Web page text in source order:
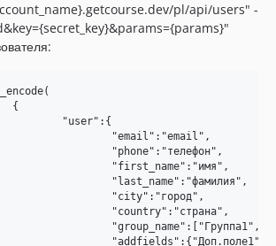
pl/api/users" -